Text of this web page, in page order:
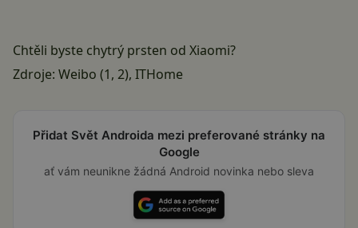
Chtěli byste chytrý prsten od Xiaomi?
Zdroje: Weibo (1, 2), ITHome
Přidat Svět Androida mezi preferované stránky na
Google
ať vám neunikne žádná Android novinka nebo sleva